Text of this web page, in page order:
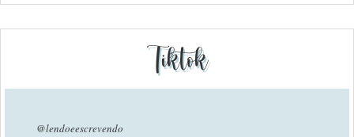
Tiktok
@lendoeescrevendo